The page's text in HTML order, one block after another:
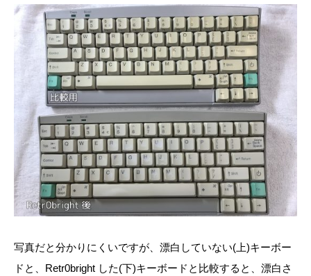
写真だと分かりにくいですが、漂白していない(上)キーボー
ドと、Retr0bright した(下)キーボードと比較すると、漂白さ